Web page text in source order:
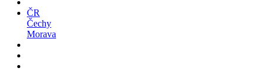
ČR
Čechy
Morava